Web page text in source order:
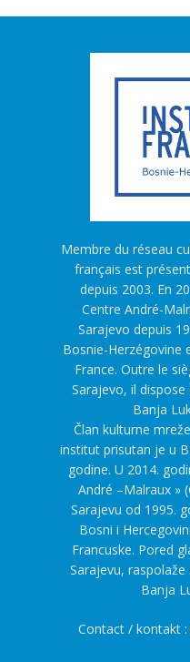
Membre du réseau
français est
depuis 2003. En
Centre André-
Sarajevo depuis
Bosnie-Herzégovine
France. Outre le
Sarajevo, il
Banja
Član kulturne
institut prisutan je u
godine. U 2014.
André –Malraux »
Sarajevu od 1995.
Bosni i
Francuske. Pored
Sarajevu,
Banja
Contact / kontakt :